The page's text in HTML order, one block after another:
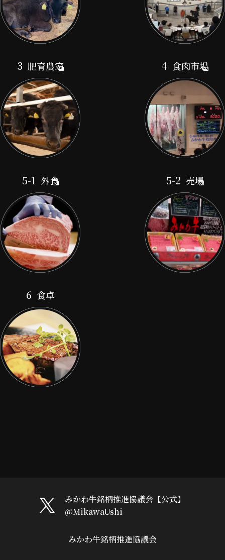
3 肥育農家 4 食肉市場
5-1 外食 5-2 売場
6 食卓
みかわ牛銘柄推進協議会【公式】
@MikawaUshi
みかわ牛銘柄推進協議会